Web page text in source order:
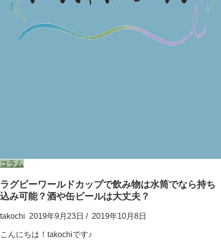
コラム
ラグビーワールドカップで飲み物は水筒でなら持ち
込み可能？酒や缶ビールは大丈夫？
takochi 2019年9月23日 / 2019年10月8日
こんにちは！takochiです♪